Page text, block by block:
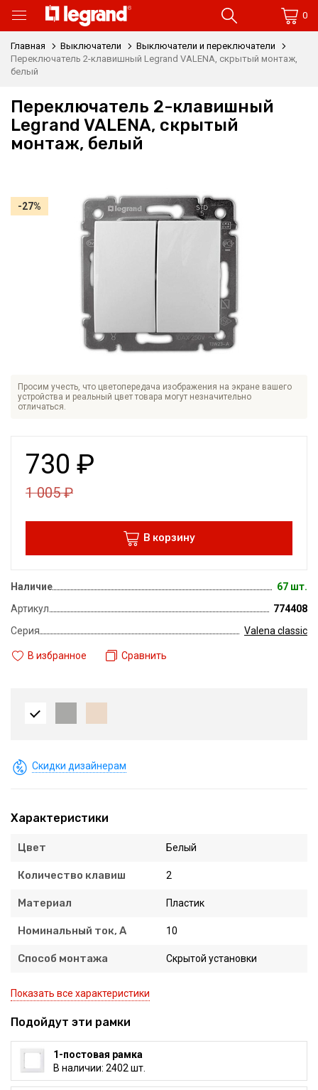
0
Главная Выключатели
Выключатели и переключатели
Переключатель 2-клавишный Legrand VALENA, скрытый монтаж,
белый
Переключатель 2-клавишный
Legrand VALENA, скрытый
монтаж, белый
Просим учесть, что цветопередача изображения на экране вашего
устройства и реальный цвет товара могут незначительно
отличаться.
-27%
730 ₽
1 005₽
В корзину
Наличие
67 шт.
Артикул
774408
Серия
Valena classic
В избранное Сравнить
Скидки дизайнерам
Характеристики
Цвет Белый
Количество клавиш 2
Материал Пластик
Номинальный ток, А 10
Способ монтажа Скрытой установки
Показать все характеристики
Подойдут эти рамки
1-постовая рамка
В наличии: 2402 шт.